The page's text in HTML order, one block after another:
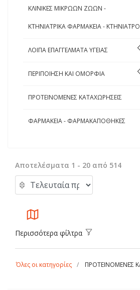
ΚΛΙΝΙΚΕΣ ΜΙΚΡΩΩΝ ΖΩΩΝ -
ΚΤΗΝΙΑΤΡΙΚΑ ΦΑΡΜΑΚΕΙΑ -
ΛΟΙΠΑ ΕΠΑΓΓΕΛΜΑΤΑ ΥΓΕΙΑΣ
ΠΕΡΙΠΟΙΗΣΗ ΚΑΙ ΟΜΟΡΦΙΑ
ΠΡΟΤΕΙΝΟΜΕΝΕΣ ΚΑΤΑΧΩΡΗΣΕΙΣ
ΦΑΡΜΑΚΕΙΑ - ΦΑΡΜΑΚΑΠΟΘΗΚΕΣ
Αποτελέσματα 1 - 20 από 514
Περισσότερα φίλτρα
Όλες οι κατηγορίες ΠΡΟΤΕΙΝΟΜΕΝΕΣ